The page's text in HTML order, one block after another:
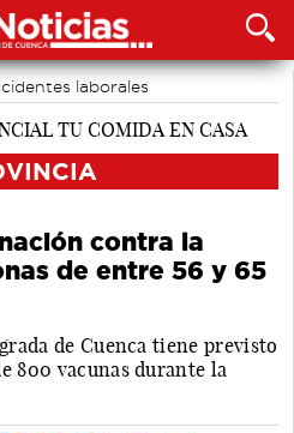
laborales
contra la
de entre 56 y 65
de Cuenca tiene previsto
800 vacunas durante la